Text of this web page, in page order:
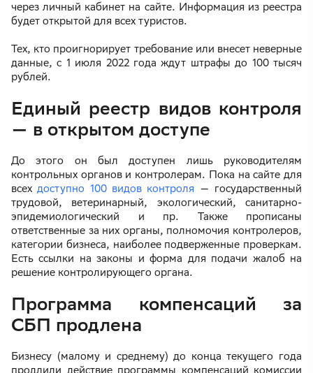
через личный кабинет на сайте. Информация из реестра
будет открытой для всех туристов.
Тех, кто проигнорирует требование или внесет неверные
данные, с 1 июля 2022 года ждут штрафы до 100 тысяч
рублей.
Единый реестр видов контроля
— в открытом доступе
До этого он был доступен лишь руководителям
контрольных органов и контролерам. Пока на сайте для
всехдоступно 100 видов контроля — государственный
трудовой, ветеринарный, экологический, санитарно-
эпидемиологический и пр. Также прописаны
ответственные за них органы, полномочия контролеров,
категории бизнеса, наиболее подверженные проверкам.
Есть ссылки на законы и форма для подачи жалоб на
решение контролирующего органа.
Программа компенсаций за
СБП продлена
Бизнесу (малому и среднему) до конца текущего года
продлили действие программы компенсаций комиссии